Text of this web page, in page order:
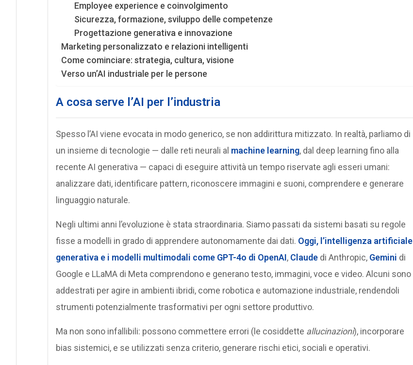
Employee experience e coinvolgimento
Sicurezza, formazione, sviluppo delle competenze
Progettazione generativa e innovazione
Marketing personalizzato e relazioni intelligenti
Come cominciare: strategia, cultura, visione
Verso un’AI industriale per le persone
A cosa serve l’AI per l’industria
Spesso l’AI viene evocata in modo generico, se non addirittura mitizzato. In realtà, parliamo di
un insieme di tecnologie — dalle reti neurali al machine learning, dal deep learning fino alla
recente AI generativa — capaci di eseguire attività un tempo riservate agli esseri umani:
analizzare dati, identificare pattern, riconoscere immagini e suoni, comprendere e generare
linguaggio naturale.
Negli ultimi anni l’evoluzione è stata straordinaria. Siamo passati da sistemi basati su regole
fisse a modelli in grado di apprendere autonomamente dai dati. Oggi, l’intelligenza artificiale
generativa e i modelli multimodali come GPT-4o di OpenAI, Claudedi Anthropic, Gemini di
Google e LLaMA di Meta comprendono e generano testo, immagini, voce e video. Alcuni sono
addestrati per agire in ambienti ibridi, come robotica e automazione industriale, rendendoli
strumenti potenzialmente trasformativi per ogni settore produttivo.
Ma non sono infallibili: possono commettere errori (le cosiddette allucinazioni), incorporare
bias sistemici, e se utilizzati senza criterio, generare rischi etici, sociali e operativi.